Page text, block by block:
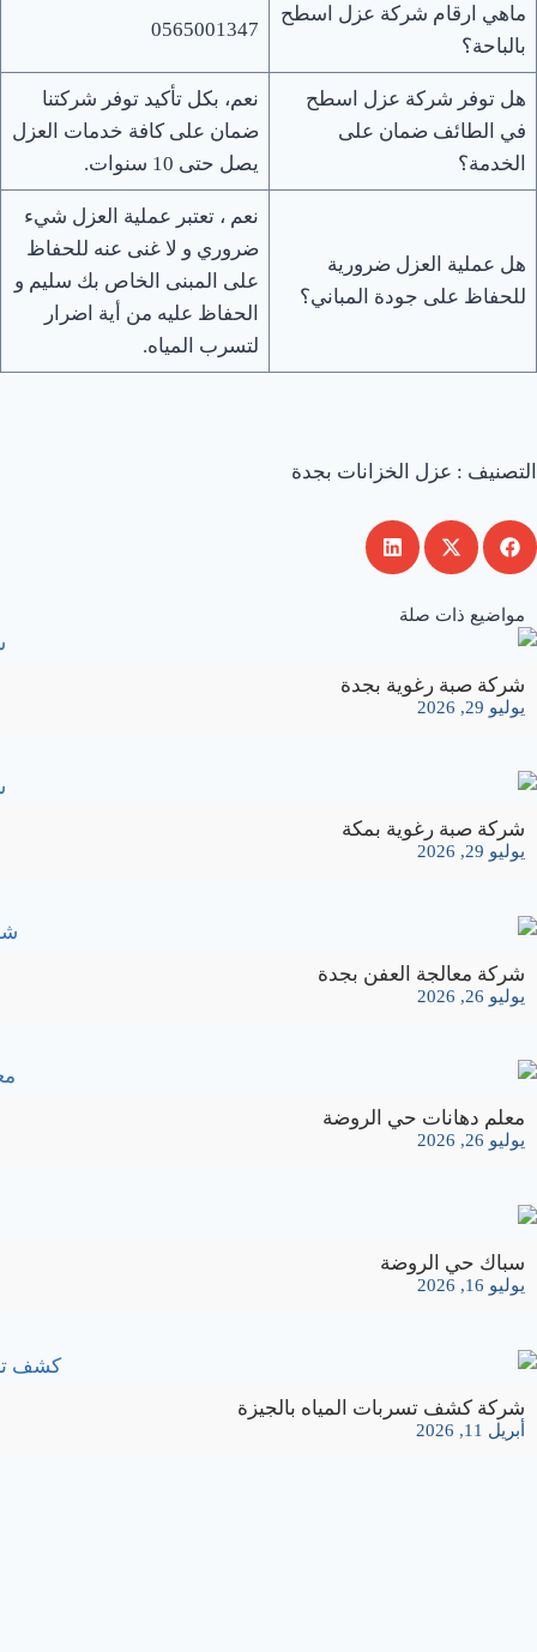
ماهي ارقام شركة عزل اسطح
بالباحة؟
0565001347
هل توفر شركة عزل اسطح
في الطائف ضمان على
الخدمة؟
نعم، بكل تأكيد توفر شركتنا
ضمان على كافة خدمات العزل
يصل حتى 10 سنوات.
هل عملية العزل ضرورية
للحفاظ على جودة المباني؟
نعم ، تعتبر عملية العزل شيء
ضروري و لا غنى عنه للحفاظ
على المبنى الخاص بك سليم و
الحفاظ عليه من أية اضرار
لتسرب المياه.
التصنيف : عزل الخزانات بجدة
مواضيع ذات صلة
شركة صبة رغوية بجدة
يوليو 29, 2026
شركة صبة رغوية بمكة
يوليو 29, 2026
شركة معالجة العفن بجدة
يوليو 26, 2026
معلم دهانات حي الروضة
يوليو 26, 2026
سباك حي الروضة
يوليو 16, 2026
شركة كشف تسربات المياه بالجيزة
أبريل 11, 2026